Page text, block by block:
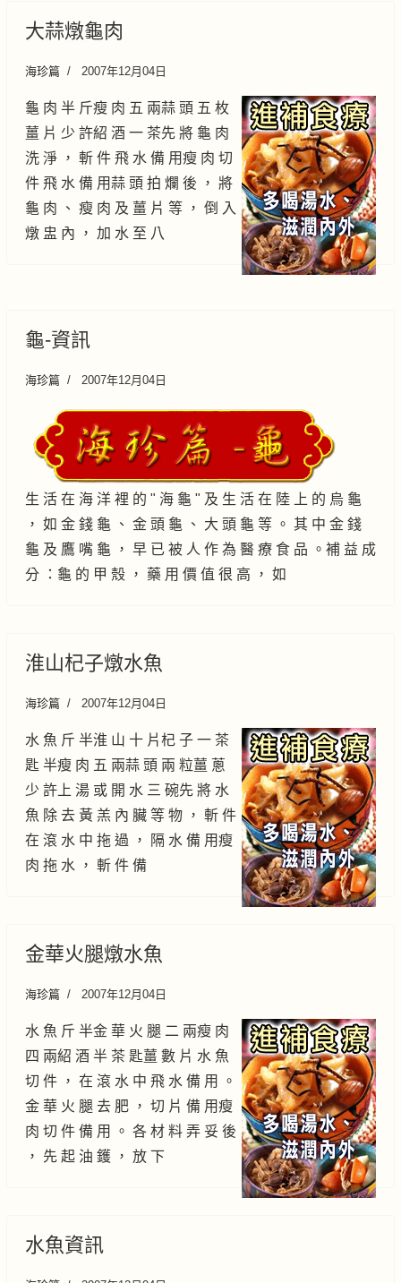
大蒜燉龜肉
海珍篇 2007年12月04日
龜 肉 半 斤瘦 肉 五 兩蒜 頭 五 枚
薑 片 少 許紹 酒 一 茶先 將 龜 肉
洗 淨 ， 斬 件 飛 水 備 用瘦 肉 切
件 飛 水 備 用蒜 頭 拍 爛 後 ， 將
龜 肉 、 瘦 肉 及 薑 片 等 ， 倒 入
燉 盅 內 ， 加 水 至 八
龜-資訊
海珍篇 2007年12月04日
生 活 在 海 洋 裡 的 " 海 龜 " 及 生 活 在 陸 上 的 烏 龜
， 如 金 錢 龜 、 金 頭 龜 、 大 頭 龜 等 。 其 中 金 錢
龜 及 鷹 嘴 龜 ， 早 已 被 人 作 為 醫 療 食 品 。補 益 成
分 ：龜 的 甲 殼 ， 藥 用 價 值 很 高 ， 如
淮山杞子燉水魚
海珍篇 2007年12月04日
水 魚 斤 半淮 山 十 片杞 子 一 茶
匙 半瘦 肉 五 兩蒜 頭 兩 粒薑 蔥
少 許上 湯 或 開 水 三 碗先 將 水
魚 除 去 黃 羔 內 臟 等 物 ， 斬 件
在 滾 水 中 拖 過 ， 隔 水 備 用瘦
肉 拖 水 ， 斬 件 備
金華火腿燉水魚
海珍篇 2007年12月04日
水 魚 斤 半金 華 火 腿 二 兩瘦 肉
四 兩紹 酒 半 茶 匙薑 數 片 水 魚
切 件 ， 在 滾 水 中 飛 水 備 用 。
金 華 火 腿 去 肥 ， 切 片 備 用瘦
肉 切 件 備 用 。 各 材 料 弄 妥 後
， 先 起 油 鑊 ， 放 下
水魚資訊